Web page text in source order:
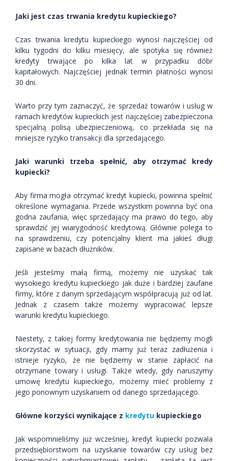
Jaki jest czas trwania kredytu kupieckiego?
Czas trwania kredytu kupieckiego wynosi najczęściej od
kilku tygodni do kilku miesięcy, ale spotyka się również
kredyty trwające po kilka lat w przypadku dóbr
kapitałowych. Najczęściej jednak termin płatności wynosi
30 dni.
Warto przy tym zaznaczyć, że sprzedaż towarów i usług w
ramach kredytów kupieckich jest najczęściej zabezpieczona
specjalną polisą ubezpieczeniową, co przekłada się na
mniejsze ryzyko transakcji dla sprzedającego.
Jaki warunki trzeba spełnić, aby otrzymać kredy
kupiecki?
Aby firma mogła otrzymać kredyt kupiecki, powinna spełnić
określone wymagania. Przede wszystkim powinna być ona
godna zaufania, więc sprzedający ma prawo do tego, aby
sprawdzić jej wiarygodność kredytową. Głównie polega to
na sprawdzeniu, czy potencjalny klient ma jakieś długi
zapisane w bazach dłużników.
Jeśli jesteśmy małą firmą, możemy nie uzyskać tak
wysokiego kredytu kupieckiego jak duże i bardziej zaufane
firmy, które z danym sprzedającym współpracują już od lat.
Jednak z czasem także możemy wypracować lepsze
warunki kredytu kupieckiego.
Niestety, z takiej formy kredytowania nie będziemy mogli
skorzystać w sytuacji, gdy mamy już teraz zadłużenia i
istnieje ryzyko, że nie będziemy w stanie zapłacić na
otrzymane towary i usługi. Także wtedy, gdy naruszymy
umowę kredytu kupieckiego, możemy mieć problemy z
jego ponownym uzyskaniem od danego sprzedającego.
Główne korzyści wynikające z kredytu kupieckiego
Jak wspomnieliśmy już wcześniej, kredyt kupiecki pozwala
przedsiębiorstwom na uzyskanie towarów czy usług bez